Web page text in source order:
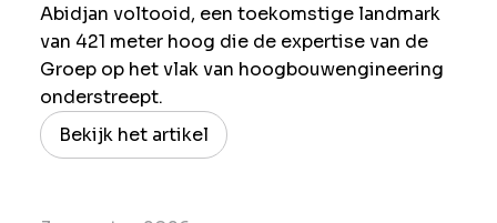
Abidjan voltooid, een toekomstige landmark
van 421 meter hoog die de expertise van de
Groep op het vlak van hoogbouwengineering
onderstreept.
Bekijk het artikel